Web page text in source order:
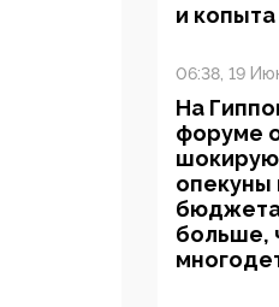
и копыта
06:38, 19
На
форуме
опекуны
бюджета
больше,